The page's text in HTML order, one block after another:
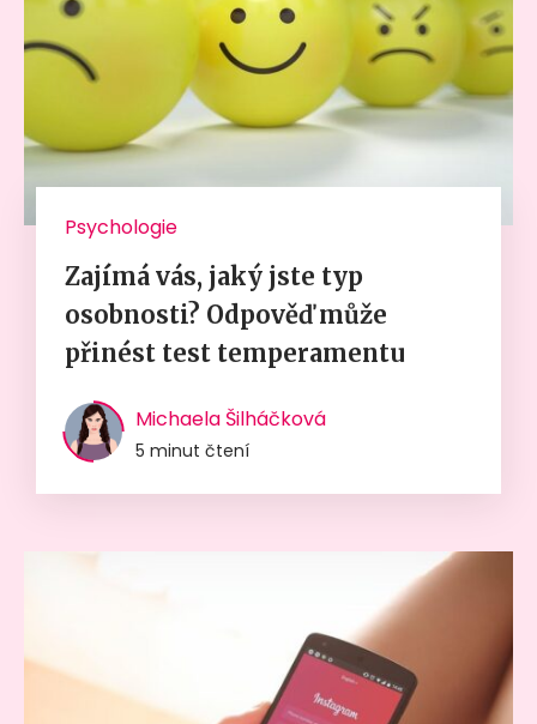
Psychologie
Zajímá vás, jaký jste typ
osobnosti? Odpověď může
přinést test temperamentu
Michaela Šilháčková
5 minut čtení